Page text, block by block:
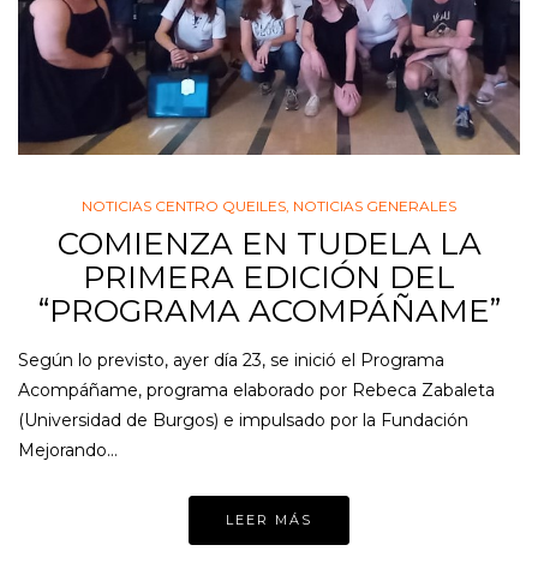
NOTICIAS CENTRO QUEILES, NOTICIAS GENERALES
COMIENZA EN TUDELA LA
PRIMERA EDICIÓN DEL
“PROGRAMA ACOMPÁÑAME”
Según lo previsto, ayer día 23, se inició el Programa
Acompáñame, programa elaborado por Rebeca Zabaleta
(Universidad de Burgos) e impulsado por la Fundación
Mejorando…
LEER MÁS